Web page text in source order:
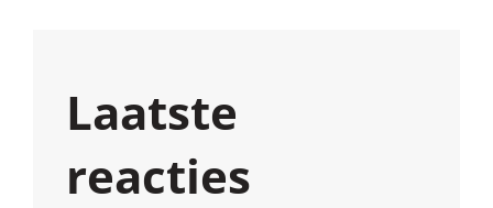
Laatste
reacties